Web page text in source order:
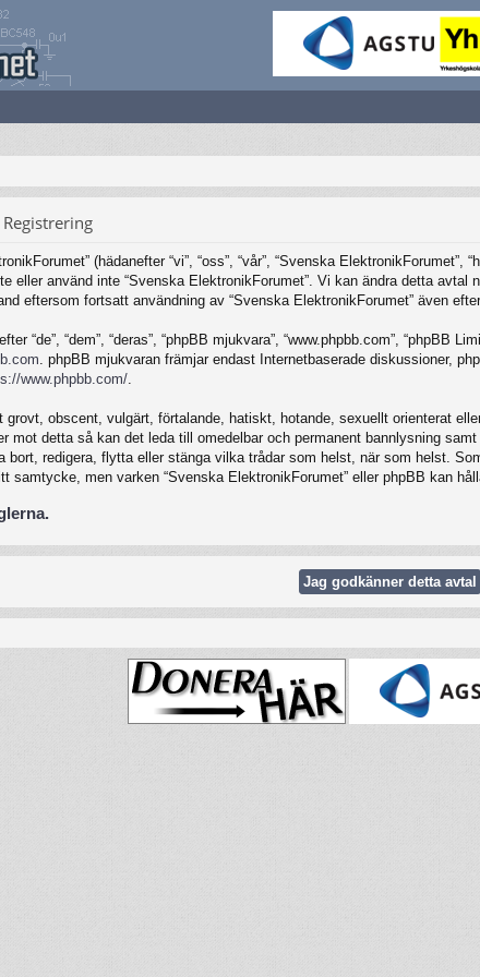
(hädanefter “vi”, “oss”, “vår”, “Svenska
eller använd inte “Svenska ElektronikForumet”. Vi kan ändra detta
eftersom fortsatt användning av “Svenska ElektronikForumet” även
“de”, “dem”, “deras”, “phpBB mjukvara”, “www.phpbb.com”, “phpBB
. phpBB mjukvaran främjar endast Internetbaserade diskussioner,
www.phpbb.com/
obscent, vulgärt, förtalande, hatiskt, hotande, sexuellt orienterat
mot detta så kan det leda till omedelbar och permanent bannlysning
bort, redigera, flytta eller stänga vilka trådar som helst, när som helst.
samtycke, men varken “Svenska ElektronikForumet” eller phpBB kan